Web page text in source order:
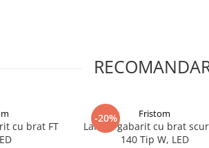
= 0,04A / 1W;
cu brat FT
-20% Fristom
Lampa gabarit cu brat
140 Tip W, LED